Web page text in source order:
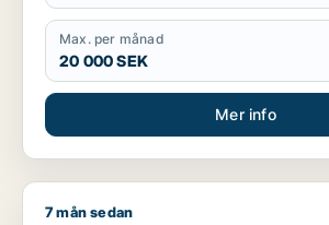
Max. per månad
20 000 SEK
Mer info
Jag söker kontor, butik, klinik,
7 mån sedan